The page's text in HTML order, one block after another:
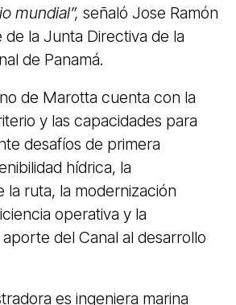
mundial”, señaló Jose Ramón
la Junta Directiva de la
de Panamá.
de Marotta cuenta con la
y las capacidades para
desafíos de primera
hídrica, la
la ruta, la modernización
operativa y la
del Canal al desarrollo
es ingeniera marina